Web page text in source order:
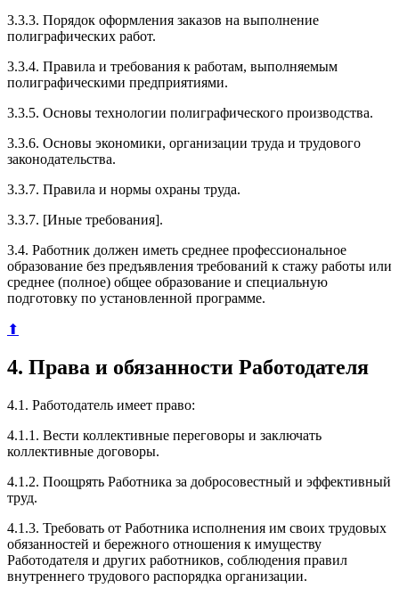
3.3.3. Порядок оформления заказов на выполнение
полиграфических работ.
3.3.4. Правила и требования к работам, выполняемым
полиграфическими предприятиями.
3.3.5. Основы технологии полиграфического производства.
3.3.6. Основы экономики, организации труда и трудового
законодательства.
3.3.7. Правила и нормы охраны труда.
3.3.7. [Иные требования].
3.4. Работник должен иметь среднее профессиональное
образование без предъявления требований к стажу работы или
среднее (полное) общее образование и специальную
подготовку по установленной программе.
⬆
4. Права и обязанности Работодателя
4.1. Работодатель имеет право:
4.1.1. Вести коллективные переговоры и заключать
коллективные договоры.
4.1.2. Поощрять Работника за добросовестный и эффективный
труд.
4.1.3. Требовать от Работника исполнения им своих трудовых
обязанностей и бережного отношения к имуществу
Работодателя и других работников, соблюдения правил
внутреннего трудового распорядка организации.